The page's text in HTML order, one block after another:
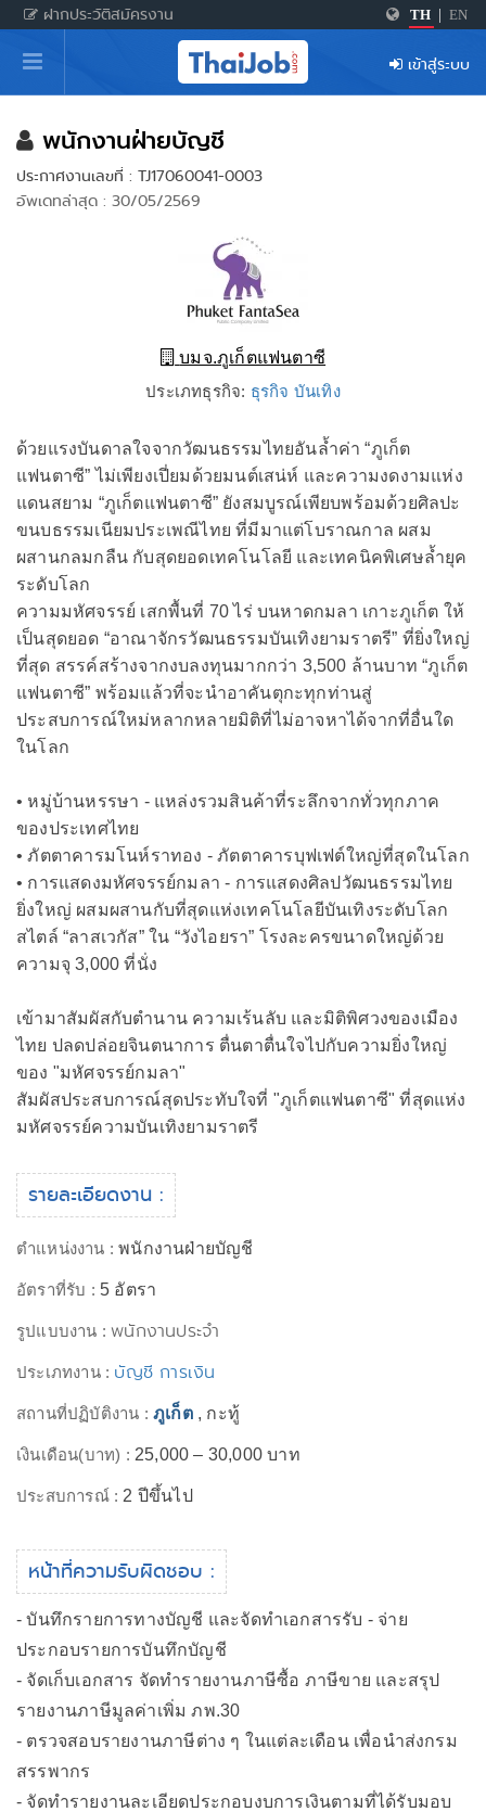
ฝากประวัติสมัครงาน TH EN
หน้าหลัก
ผู้สมัครงาน: เข้าสู่ระบบ
ฝากประวัติสมัครงาน
เกร็ดความรู้
เข้าสู่ระบบ
พนักงานฝ่ายบัญชี
ประกาศงานเลขที่ : TJ17060041-0003
อัพเดทล่าสุด : 30/05/2569
บมจ.ภูเก็ตแฟนตาซี
ประเภทธุรกิจ: ธุรกิจ บันเทิง
ด้วยแรงบันดาลใจจากวัฒนธรรมไทยอันล้ำค่า “ภูเก็ต
แฟนตาซี” ไม่เพียงเปี่ยมด้วยมนต์เสน่ห์ และความงดงามแห่ง
แดนสยาม “ภูเก็ตแฟนตาซี” ยังสมบูรณ์เพียบพร้อมด้วยศิลปะ
ขนบธรรมเนียมประเพณีไทย ที่มีมาแต่โบราณกาล ผสม
ผสานกลมกลืน กับสุดยอดเทคโนโลยี และเทคนิคพิเศษล้ำยุค
ระดับโลก
ความมหัศจรรย์ เสกพื้นที่ 70 ไร่ บนหาดกมลา เกาะภูเก็ต ให้
เป็นสุดยอด “อาณาจักรวัฒนธรรมบันเทิงยามราตรี” ที่ยิ่งใหญ่
ที่สุด สรรค์สร้างจากงบลงทุนมากกว่า 3,500 ล้านบาท “ภูเก็ต
แฟนตาซี” พร้อมแล้วที่จะนำอาคันตุกะทุกท่านสู่
ประสบการณ์ใหม่หลากหลายมิติที่ไม่อาจหาได้จากที่อื่นใด
ในโลก
• หมู่บ้านหรรษา - แหล่งรวมสินค้าที่ระลึกจากทั่วทุกภาค
ของประเทศไทย
• ภัตตาคารมโนห์ราทอง - ภัตตาคารบุฟเฟต์ใหญ่ที่สุดในโลก
• การแสดงมหัศจรรย์กมลา - การแสดงศิลปวัฒนธรรมไทย
ยิ่งใหญ่ ผสมผสานกับที่สุดแห่งเทคโนโลยีบันเทิงระดับโลก
สไตล์ “ลาสเวกัส” ใน “วังไอยรา” โรงละครขนาดใหญ่ด้วย
ความจุ 3,000 ที่นั่ง
เข้ามาสัมผัสกับตำนาน ความเร้นลับ และมิติพิศวงของเมือง
ไทย ปลดปล่อยจินตนาการ ตื่นตาตื่นใจไปกับความยิ่งใหญ่
ของ "มหัศจรรย์กมลา"
สัมผัสประสบการณ์สุดประทับใจที่ "ภูเก็ตแฟนตาซี" ที่สุดแห่ง
มหัศจรรย์ความบันเทิงยามราตรี
รายละเอียดงาน :
ตำแหน่งงาน :พนักงานฝ่ายบัญชี
อัตราที่รับ : 5 อัตรา
รูปแบบงาน :พนักงานประจำ
ประเภทงาน : บัญชี การเงิน
สถานที่ปฏิบัติงาน : ภูเก็ต, กะทู้
เงินเดือน(บาท) : 25,000 – 30,000 บาท
ประสบการณ์ : 2 ปีขึ้นไป
หน้าที่ความรับผิดชอบ :
- บันทึกรายการทางบัญชี และจัดทำเอกสารรับ - จ่าย
ประกอบรายการบันทึกบัญชี
- จัดเก็บเอกสาร จัดทำรายงานภาษีซื้อ ภาษีขาย และสรุป
รายงานภาษีมูลค่าเพิ่ม ภพ.30
- ตรวจสอบรายงานภาษีต่าง ๆ ในแต่ละเดือน เพื่อนำส่งกรม
สรรพากร
- จัดทำรายงานละเอียดประกอบงบการเงินตามที่ได้รับมอบ